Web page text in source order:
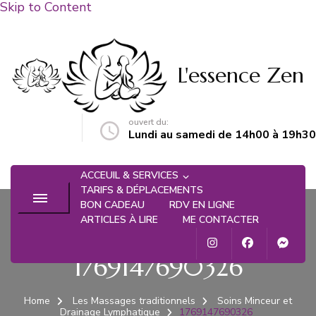
Skip to Content
L'essence Zen
ouvert du:
Lundi au samedi de 14h00 à 19h30
ACCEUIL & SERVICES
TARIFS & DÉPLACEMENTS
BON CADEAU
RDV EN LIGNE
ARTICLES À LIRE
ME CONTACTER
1769147690326
Home Les Massages traditionnels
Soins Minceur et
Drainage Lymphatique
1769147690326